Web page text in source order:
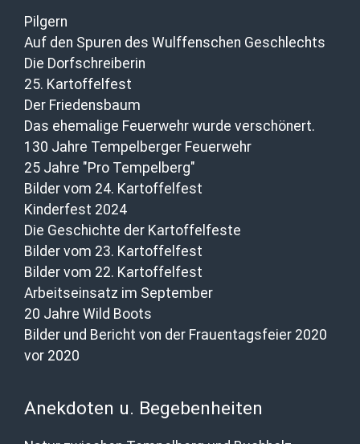
Pilgern
Auf den Spuren des Wulffenschen Geschlechts
Die Dorfschreiberin
25. Kartoffelfest
Der Friedensbaum
Das ehemalige Feuerwehr wurde verschönert.
130 Jahre Tempelberger Feuerwehr
25 Jahre "Pro Tempelberg"
Bilder vom 24. Kartoffelfest
Kinderfest 2024
Die Geschichte der Kartoffelfeste
Bilder vom 23. Kartoffelfest
Bilder vom 22. Kartoffelfest
Arbeitseinsatz im September
20 Jahre Wild Boots
Bilder und Bericht von der Frauentagsfeier 2020
vor 2020
Anekdoten u. Begebenheiten